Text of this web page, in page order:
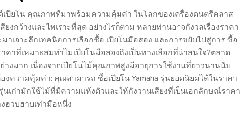
เปียโน คุณภาพที่มาพร้อมความคุ้มค่า ในโลกของเครื่องดนตรีคลาส
งกว้างและไพเราะที่สุด อย่างไรก็ตาม หลายท่านอาจกังวลเรื่องราคา
าเจาะลึกเทคนิคการเลือกซื้อ เปียโนมือสอง และการขยับไปสู่การ ซื้อ
าที่เหมาะสมทำไมเปียโนมือสองถึงเป็นทางเลือกที่น่าสนใจ?ตลาด
างมาก เนื่องจากเปียโนไม้คุณภาพสูงมีอายุการใช้งานที่ยาวนานนับ
ความคุ้มค่า: คุณสามารถ ซื้อเปียโน Yamaha รุ่นยอดนิยมได้ในราคา
นเก่ามักใช้ไม้ที่มีความแห้งตัวและให้กังวานเสียงที่เป็นเอกลักษณ์ราคา
ฮวบฮาบเท่ามือหนึ่ง